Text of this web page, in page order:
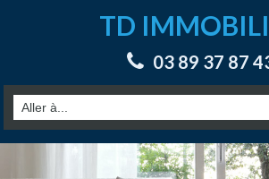
TD
03 89 37 87